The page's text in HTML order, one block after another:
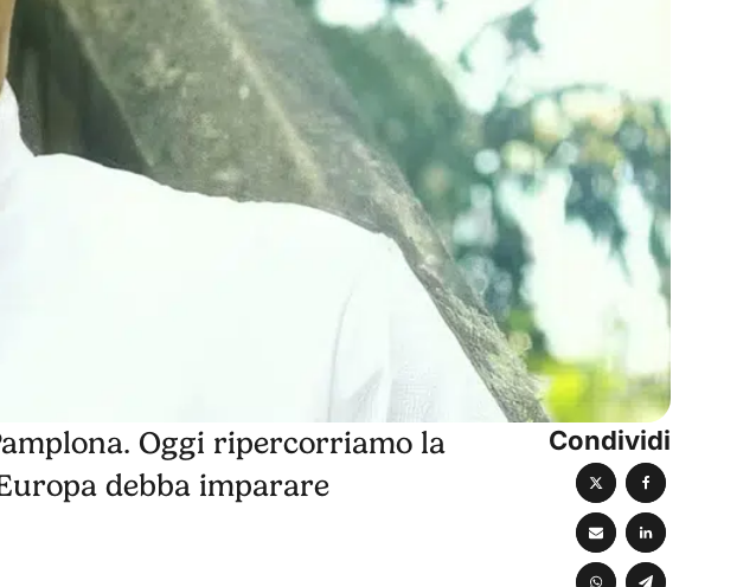
Oggi ripercorriamo la
debba imparare
Condividi